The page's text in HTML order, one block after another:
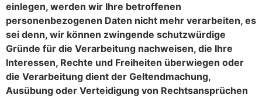
einlegen, werden wir Ihre betroffenen
personenbezogenen Daten nicht mehr verarbeiten, es
sei denn, wir können zwingende schutzwürdige
Gründe für die Verarbeitung nachweisen, die Ihre
Interessen, Rechte und Freiheiten überwiegen oder
die Verarbeitung dient der Geltendmachung,
Ausübung oder Verteidigung von Rechtsansprüchen